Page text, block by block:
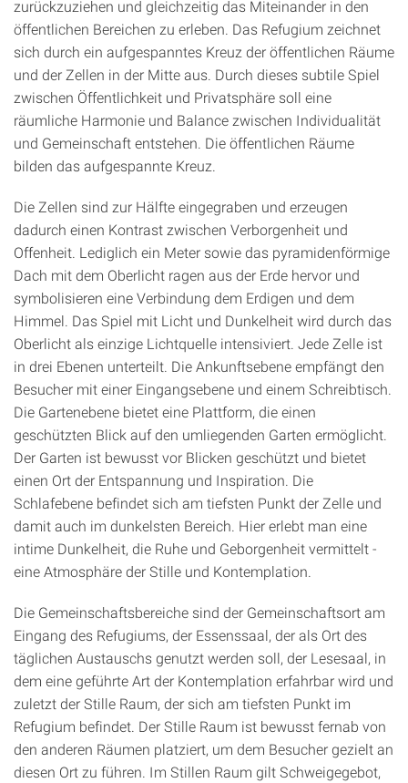
zurückzuziehen und gleichzeitig das Miteinander in den
öffentlichen Bereichen zu erleben. Das Refugium zeichnet
sich durch ein aufgespanntes Kreuz der öffentlichen Räume
und der Zellen in der Mitte aus. Durch dieses subtile Spiel
zwischen Öffentlichkeit und Privatsphäre soll eine
räumliche Harmonie und Balance zwischen Individualität
und Gemeinschaft entstehen. Die öffentlichen Räume
bilden das aufgespannte Kreuz.
Die Zellen sind zur Hälfte eingegraben und erzeugen
dadurch einen Kontrast zwischen Verborgenheit und
Offenheit. Lediglich ein Meter sowie das pyramidenförmige
Dach mit dem Oberlicht ragen aus der Erde hervor und
symbolisieren eine Verbindung dem Erdigen und dem
Himmel. Das Spiel mit Licht und Dunkelheit wird durch das
Oberlicht als einzige Lichtquelle intensiviert. Jede Zelle ist
in drei Ebenen unterteilt. Die Ankunftsebene empfängt den
Besucher mit einer Eingangsebene und einem Schreibtisch.
Die Gartenebene bietet eine Plattform, die einen
geschützten Blick auf den umliegenden Garten ermöglicht.
Der Garten ist bewusst vor Blicken geschützt und bietet
einen Ort der Entspannung und Inspiration. Die
Schlafebene befindet sich am tiefsten Punkt der Zelle und
damit auch im dunkelsten Bereich. Hier erlebt man eine
intime Dunkelheit, die Ruhe und Geborgenheit vermittelt -
eine Atmosphäre der Stille und Kontemplation.
Die Gemeinschaftsbereiche sind der Gemeinschaftsort am
Eingang des Refugiums, der Essenssaal, der als Ort des
täglichen Austauschs genutzt werden soll, der Lesesaal, in
dem eine geführte Art der Kontemplation erfahrbar wird und
zuletzt der Stille Raum, der sich am tiefsten Punkt im
Refugium befindet. Der Stille Raum ist bewusst fernab von
den anderen Räumen platziert, um dem Besucher gezielt an
diesen Ort zu führen. Im Stillen Raum gilt Schweigegebot,